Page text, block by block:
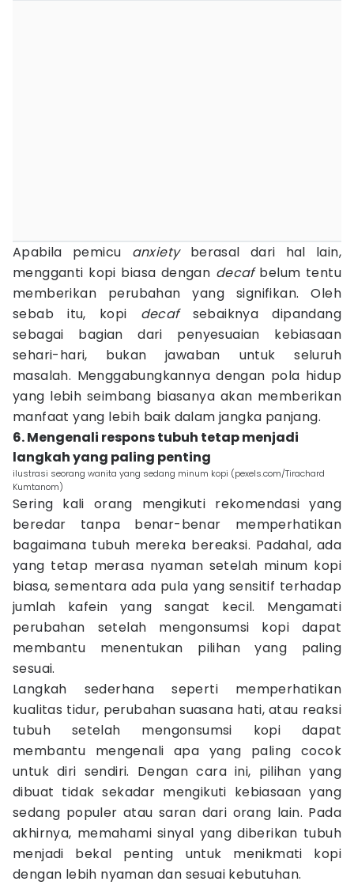
Apabila pemicu anxietyberasal dari hal lain,
mengganti kopi biasa dengan decafbelum tentu
memberikan perubahan yang signifikan. Oleh
sebab itu, kopi decafsebaiknya dipandang
sebagai bagian dari penyesuaian kebiasaan
sehari-hari, bukan jawaban untuk seluruh
masalah. Menggabungkannya dengan pola hidup
yang lebih seimbang biasanya akan memberikan
manfaat yang lebih baik dalam jangka panjang.
6. Mengenali respons tubuh tetap menjadi
langkah yang paling penting
ilustrasi seorang wanita yang sedang minum kopi (pexels.com/Tirachard
Kumtanom)
Sering kali orang mengikuti rekomendasi yang
beredar tanpa benar-benar memperhatikan
bagaimana tubuh mereka bereaksi. Padahal, ada
yang tetap merasa nyaman setelah minum kopi
biasa, sementara ada pula yang sensitif terhadap
jumlah kafein yang sangat kecil. Mengamati
perubahan setelah mengonsumsi kopi dapat
membantu menentukan pilihan yang paling
sesuai.
Langkah sederhana seperti memperhatikan
kualitas tidur, perubahan suasana hati, atau reaksi
tubuh setelah mengonsumsi kopi dapat
membantu mengenali apa yang paling cocok
untuk diri sendiri. Dengan cara ini, pilihan yang
dibuat tidak sekadar mengikuti kebiasaan yang
sedang populer atau saran dari orang lain. Pada
akhirnya, memahami sinyal yang diberikan tubuh
menjadi bekal penting untuk menikmati kopi
dengan lebih nyaman dan sesuai kebutuhan.